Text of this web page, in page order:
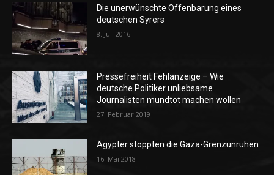
Die unerwünschte Offenbarung eines
deutschen Syrers
8. Juli 2016
Pressefreiheit Fehlanzeige – Wie
deutsche Politiker unliebsame
Journalisten mundtot machen wollen
27. Februar 2019
Ägypter stoppten die Gaza-Grenzunruhen
16. Mai 2018